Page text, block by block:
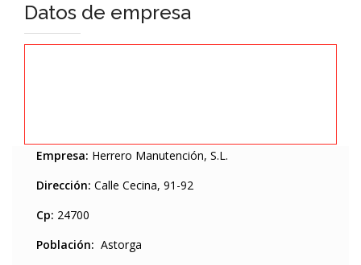
Datos de empresa
Empresa: Herrero Manutención, S.L.
Dirección: Calle Cecina, 91-92
Cp: 24700
Población: Astorga